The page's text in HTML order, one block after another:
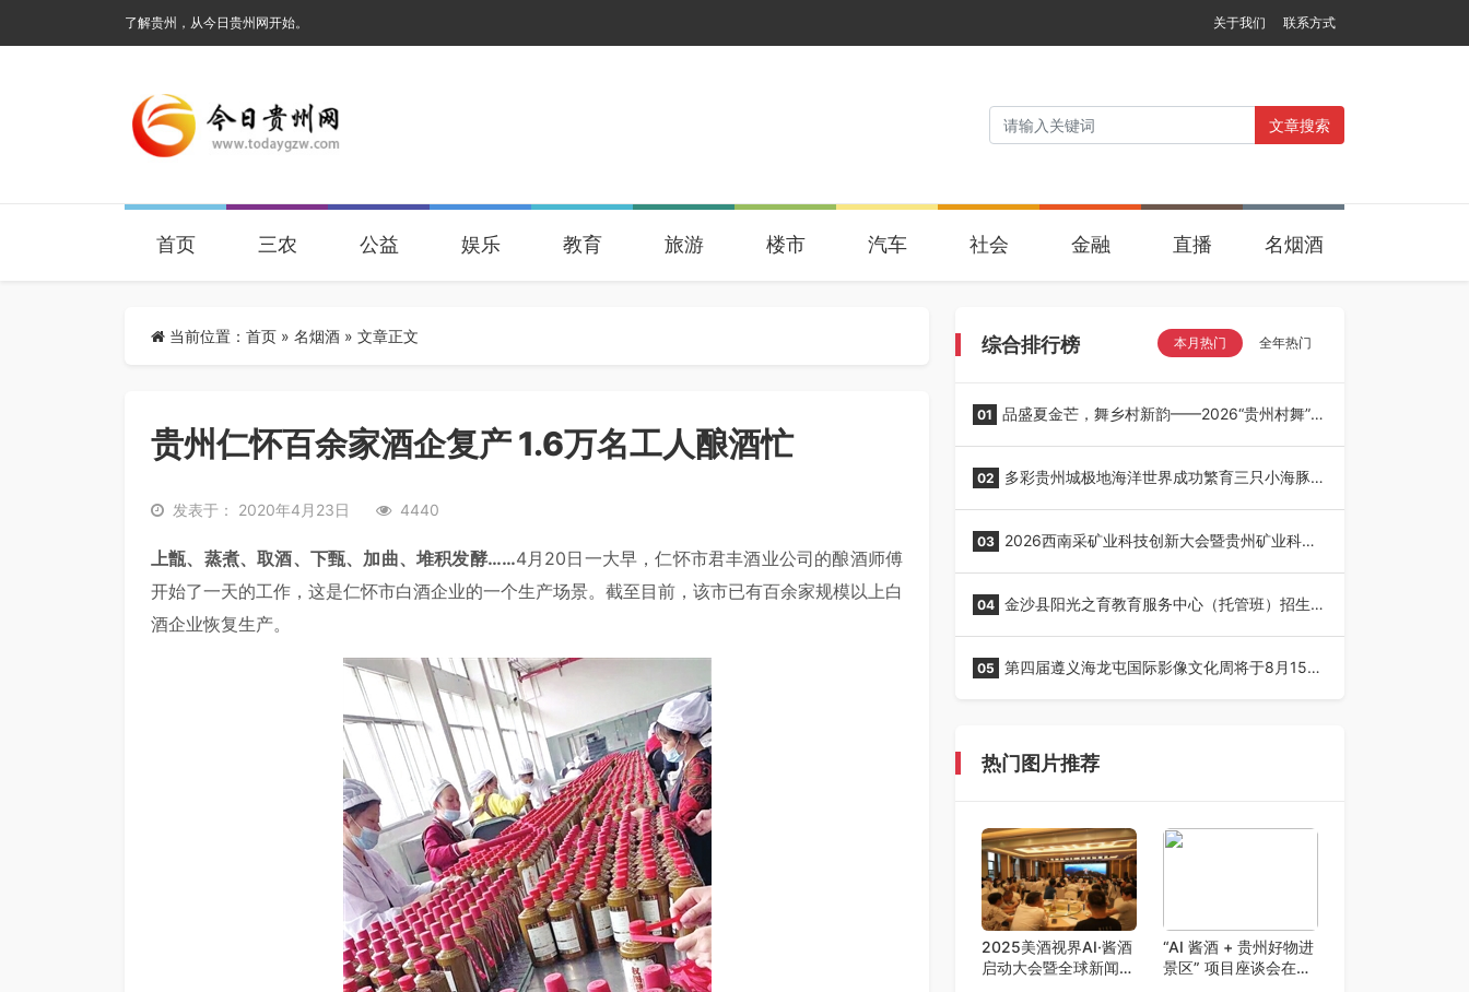
了解贵州，从今日贵州网开始。 关于我们 联系方式
文章搜索
首页 三农 公益 娱乐 教育 旅游 楼市 汽车 社会 金融 直播 名烟酒
当前位置： 首页 » 名烟酒 » 文章正文
贵州仁怀百余家酒企复产 1.6万名工人酿酒忙
发表于： 2020年4月23日 4440
上甑、蒸煮、取酒、下甄、加曲、堆积发酵……4月20日一大早，仁怀市君丰酒业公司的酿酒师傅
开始了一天的工作，这是仁怀市白酒企业的一个生产场景。截至目前，该市已有百余家规模以上白
酒企业恢复生产。
综合排行榜 本月热门 全年热门
01 品盛夏金芒，舞乡村新韵——2026“贵州村舞”暨
02 多彩贵州城极地海洋世界成功繁育三只小海豚，
03 2026西南采矿业科技创新大会暨贵州矿业科技
04 金沙县阳光之育教育服务中心（托管班）招生
05 第四届遵义海龙屯国际影像文化周将于8月15日
热门图片推荐
2025美酒视界AI·酱酒
启动大会暨全球新闻发
“AI 酱酒 + 贵州好物进
景区” 项目座谈会在贵